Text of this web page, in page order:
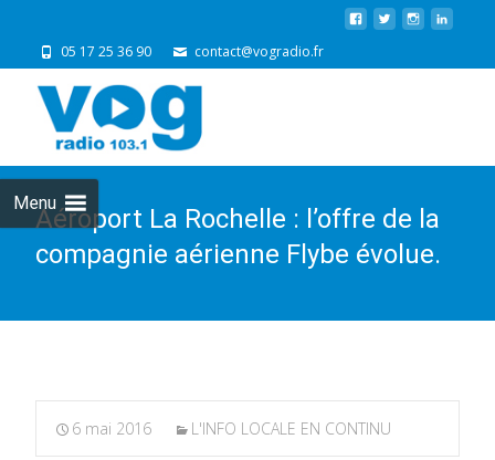
05 17 25 36 90 contact@vogradio.fr
Menu
Aéroport La Rochelle : l’offre de la
compagnie aérienne Flybe évolue.
6 mai 2016 L'INFO LOCALE EN CONTINU